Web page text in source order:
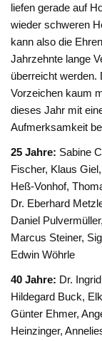
liefen gerade auf
wieder schweren
kann also die
Jahrzehnte lange
überreicht werden.
Vorzeichen kaum
dieses Jahr mit
Aufmerksamkeit
25 Jahre: Sabine
Fischer, Klaus
Heß-Vonhof,
Dr. Eberhard
Daniel
Marcus Steiner,
Edwin Wöhrle
40 Jahre: Dr.
Hildegard Buck,
Günter Ehmer,
Heinzinger,